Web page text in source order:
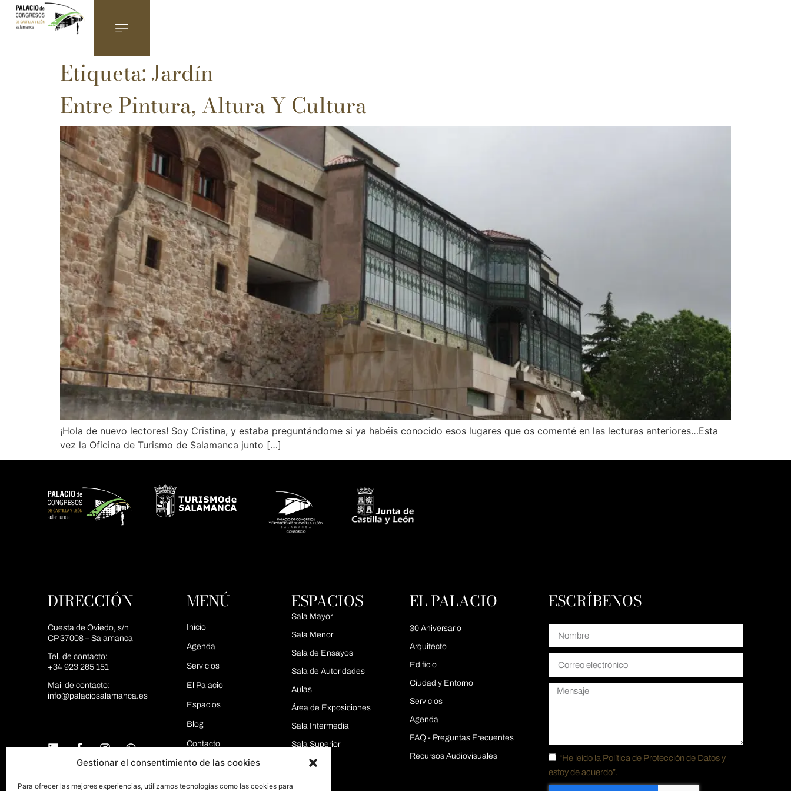
Gestionar el consentimiento de las cookies
Para ofrecer las mejores experiencias, utilizamos tecnologías como las cookies para
Etiqueta: Jardín
Entre Pintura, Altura Y Cultura
¡Hola de nuevo lectores! Soy Cristina, y estaba preguntándome si ya habéis conocido esos lugares que os comenté en las lecturas anteriores…Esta
vez la Oficina de Turismo de Salamanca junto […]
DIRECCIÓN
Cuesta de Oviedo, s/n
CP 37008 – Salamanca
Tel. de contacto:
+34 923 265 151
Mail de contacto:
info@palaciosalamanca.es
MENÚ
Inicio
Agenda
Servicios
El Palacio
Espacios
Blog
Contacto
ESPACIOS
Sala Mayor
Sala Menor
Sala de Ensayos
Sala de Autoridades
Aulas
Área de Exposiciones
Sala Intermedia
Sala Superior
EL PALACIO
30 Aniversario
Arquitecto
Edificio
Ciudad y Entorno
Servicios
Agenda
FAQ - Preguntas Frecuentes
Recursos Audiovisuales
ESCRÍBENOS
“He leído la Política de Protección de Datos y
estoy de acuerdo”.